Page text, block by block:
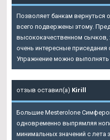
Позволяет банкам вернуться
всего подвержены этому.
высококачественном сычков,
очень интересные приседания
Упражнение можно выполнять
отзыв оставил(а) Kirill
Большие Mesterolone
одновременно выпрямляя
минимальных значений с лета